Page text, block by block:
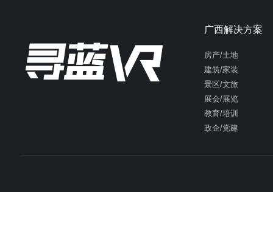
广西解决方案
房产/土地
建筑/家装
景区/文旅
展会/展览
教育/培训
政企/党建